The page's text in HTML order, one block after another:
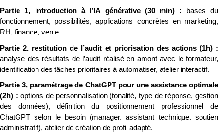
Partie 1, introduction à l’IA générative (30 min) :
bases du
fonctionnement, possibilités, applications concrètes en marketing,
RH, finance, vente.
analyse des résultats de l’audit réalisé en amont avec le formateur,
identification des tâches prioritaires à automatiser, atelier interactif.
Partie 3, paramétrage de ChatGPT pour une assistance optimale
(2h) : options de personnalisation (tonalité, type de réponse, gestion
des données), définition du positionnement professionnel de
ChatGPT selon le besoin (manager, assistant technique, soutien
administratif), atelier de création de profil adapté.